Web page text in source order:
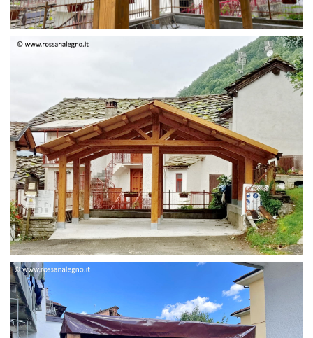
STRUTTURA IN ABETE LAMELLARE
STRUTTURA DUE FALDE